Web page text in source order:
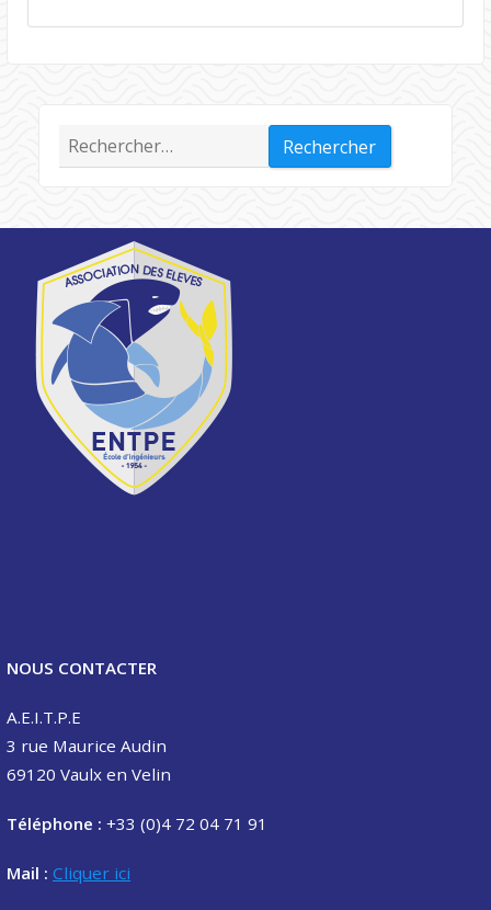
Rechercher :
NOUS CONTACTER
A.E.I.T.P.E
3 rue Maurice Audin
69120 Vaulx en Velin
Téléphone : +33 (0)4 72 04 71 91
Mail : Cliquer ici